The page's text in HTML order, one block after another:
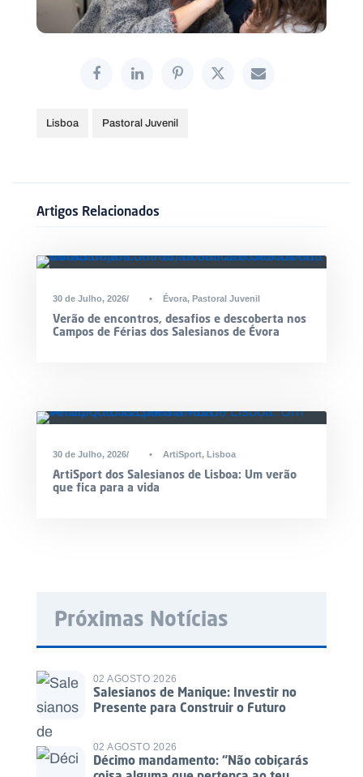
Lisboa Pastoral Juvenil
Artigos Relacionados
30 de Julho, 2026 • Évora, Pastoral Juvenil
Verão de encontros, desafios e descoberta nos
Campos de Férias dos Salesianos de Évora
30 de Julho, 2026 • ArtiSport, Lisboa
ArtiSport dos Salesianos de Lisboa: Um verão
que fica para a vida
Próximas Notícias
02 AGOSTO 2026
Salesianos de Manique: Investir no
Presente para Construir o Futuro
02 AGOSTO 2026
Décimo mandamento: “Não cobiçarás